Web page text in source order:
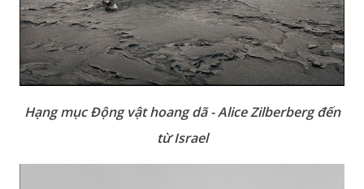
Hạng mục Động vật hoang dã - Alice Zilberberg đến
từ Israel